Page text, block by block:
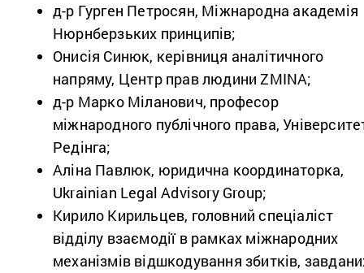
д-р Гурген Петросян, Міжнародна академія
Нюрнберзьких принципів;
Онисія Синюк, керівниця аналітичного
напряму, Центр прав людини ZMINA;
д-р Марко Міланович, професор
міжнародного публічного права,
Редінга;
Аліна Павлюк, юридична координаторка,
Ukrainian Legal Advisory Group;
Кирило Кирильцев, головний спеціаліст
відділу взаємодії в рамках міжнародних
механізмів відшкодування збитків,